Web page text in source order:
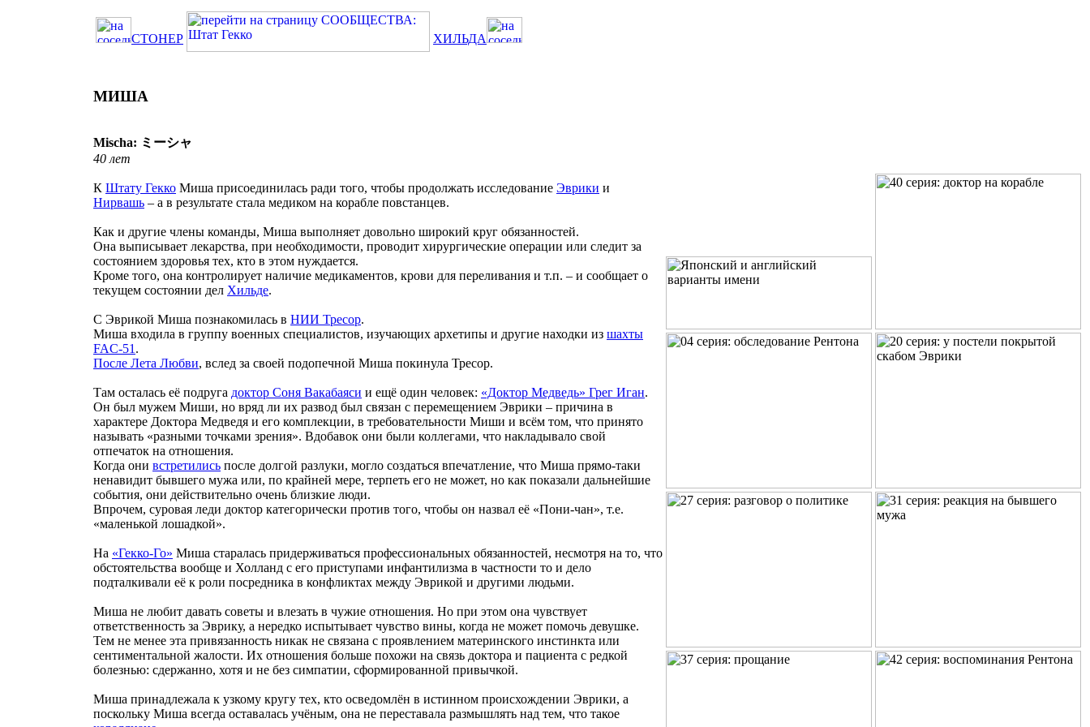
СТОНЕР ХИЛЬДА
МИША
Mischa: ミーシャ
40 лет
К Штату Гекко Миша присоединилась ради того, чтобы продолжать исследование Эврики и
Нирвашь – а в результате стала медиком на корабле повстанцев.
Как и другие члены команды, Миша выполняет довольно широкий круг обязанностей.
Она выписывает лекарства, при необходимости, проводит хирургические операции или следит за
состоянием здоровья тех, кто в этом нуждается.
Кроме того, она контролирует наличие медикаментов, крови для переливания и т.п. – и сообщает о
текущем состоянии дел Хильде.
С Эврикой Миша познакомилась в НИИ Тресор.
Миша входила в группу военных специалистов, изучающих архетипы и другие находки из шахты
FAC-51.
После Лета Любви, вслед за своей подопечной Миша покинула Тресор.
Там осталась её подруга доктор Соня Вакабаяси и ещё один человек: «Доктор Медведь» Грег Иган.
Он был мужем Миши, но вряд ли их развод был связан с перемещением Эврики – причина в
характере Доктора Медведя и его комплекции, в требовательности Миши и всём том, что принято
называть «разными точками зрения». Вдобавок они были коллегами, что накладывало свой
отпечаток на отношения.
Когда они встретились после долгой разлуки, могло создаться впечатление, что Миша прямо-таки
ненавидит бывшего мужа или, по крайней мере, терпеть его не может, но как показали дальнейшие
события, они действительно очень близкие люди.
Впрочем, суровая леди доктор категорически против того, чтобы он назвал её «Пони-чан», т.е.
«маленькой лошадкой».
На «Гекко-Го» Миша старалась придерживаться профессиональных обязанностей, несмотря на то, что
обстоятельства вообще и Холланд с его приступами инфантилизма в частности то и дело
подталкивали её к роли посредника в конфликтах между Эврикой и другими людьми.
Миша не любит давать советы и влезать в чужие отношения. Но при этом она чувствует
ответственность за Эврику, а нередко испытывает чувство вины, когда не может помочь девушке.
Тем не менее эта привязанность никак не связана с проявлением материнского инстинкта или
сентиментальной жалости. Их отношения больше похожи на связь доктора и пациента с редкой
болезнью: сдержанно, хотя и не без симпатии, сформированной привычкой.
Миша принадлежала к узкому кругу тех, кто осведомлён в истинном происхождении Эврики, а
поскольку Миша всегда оставалась учёным, она не переставала размышлять над тем, что такое